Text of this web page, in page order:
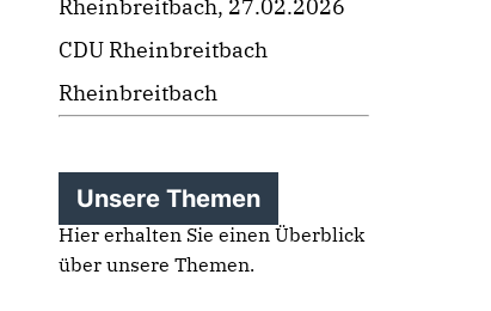
Rheinbreitbach, 27.02.2026
CDU Rheinbreitbach
Rheinbreitbach
Unsere Themen
Hier erhalten Sie einen Überblick
über unsere Themen.